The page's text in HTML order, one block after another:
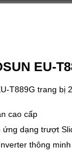
EU-
T889G trang bị
cao cấp
ứng dạng trượt
thông minh